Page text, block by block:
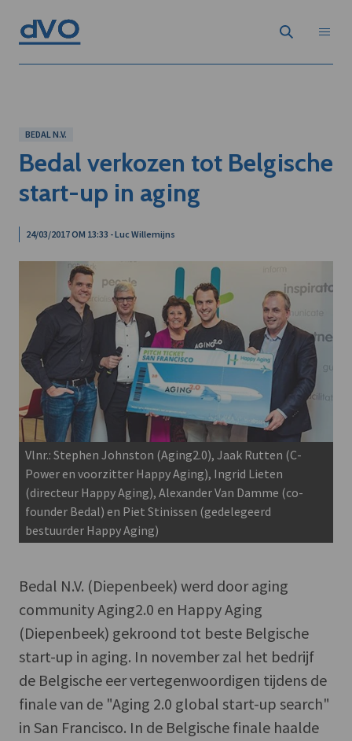
BEDAL N.V.
Bedal verkozen tot Belgische
start-up in aging
24/03/2017 OM 13:33 - Luc Willemijns
Vlnr.: Stephen Johnston (Aging2.0), Jaak Rutten (C-
Power en voorzitter Happy Aging), Ingrid Lieten
(directeur Happy Aging), Alexander Van Damme (co-
founder Bedal) en Piet Stinissen (gedelegeerd
bestuurder Happy Aging)
Bedal N.V. (Diepenbeek) werd door aging
community Aging2.0 en Happy Aging
(Diepenbeek) gekroond tot beste Belgische
start-up in aging. In november zal het bedrijf
de Belgische eer vertegenwoordigen tijdens de
finale van de "Aging 2.0 global start-up search"
in San Francisco. In de Belgische finale haalde